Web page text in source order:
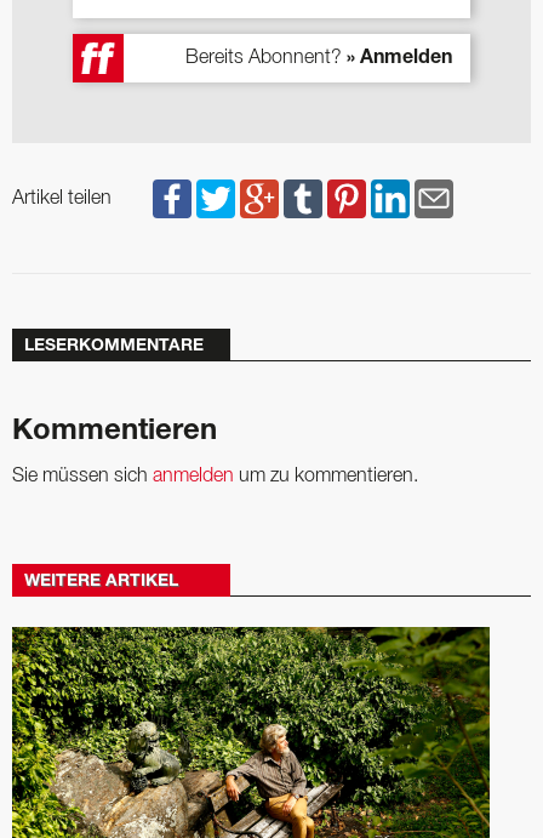
Bereits Abonnent? » Anmelden
Artikel teilen
LESERKOMMENTARE
Kommentieren
Sie müssen sich anmelden um zu kommentieren.
WEITERE ARTIKEL